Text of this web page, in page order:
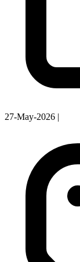
27-May-2026 |